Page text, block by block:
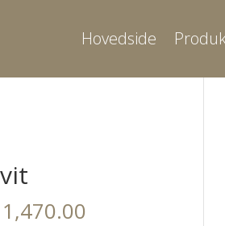
Hovedside
1,470.00